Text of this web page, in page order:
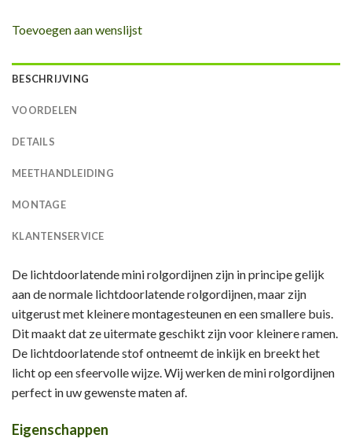
Toevoegen aan wenslijst
BESCHRIJVING
VOORDELEN
DETAILS
MEETHANDLEIDING
MONTAGE
KLANTENSERVICE
De lichtdoorlatende mini rolgordijnen zijn in principe gelijk
aan de normale lichtdoorlatende rolgordijnen, maar zijn
uitgerust met kleinere montagesteunen en een smallere buis.
Dit maakt dat ze uitermate geschikt zijn voor kleinere ramen.
De lichtdoorlatende stof ontneemt de inkijk en breekt het
licht op een sfeervolle wijze. Wij werken de mini rolgordijnen
perfect in uw gewenste maten af.
Eigenschappen